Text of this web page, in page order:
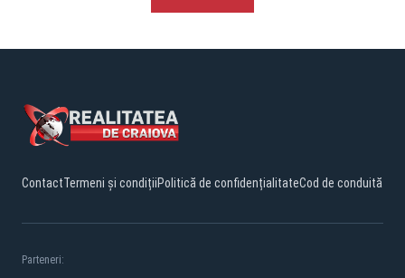
ContactTermeni și condițiiPolitică de confidențialitateCod de conduită
Parteneri: